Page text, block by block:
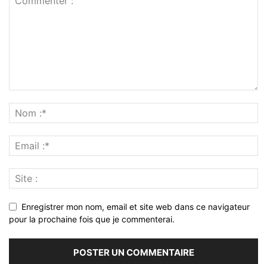
Enregistrer mon nom, email et site web dans ce navigateur
pour la prochaine fois que je commenterai.